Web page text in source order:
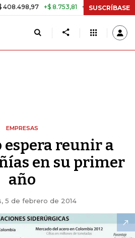
+$ 8.753,81 +2,19% TASA DE
SUSCRÍBASE
EMPRESAS
espera reunir a
en su primer
año
5 de febrero de 2014